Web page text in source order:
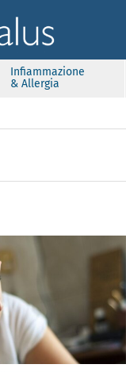
Infiammazione
& Allergia